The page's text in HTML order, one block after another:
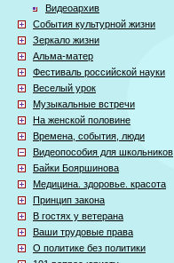
Видеоархив
События культурной жизни
Зеркало жизни
Альма-матер
Фестиваль российской науки
Веселый урок
Музыкальные встречи
На женской половине
Времена, события, люди
Видеопособия для школьников
Байки Бояршинова
Медицина. здоровье. красота
Принцип закона
В гостях у ветерана
Ваши трудовые права
О политике без политики